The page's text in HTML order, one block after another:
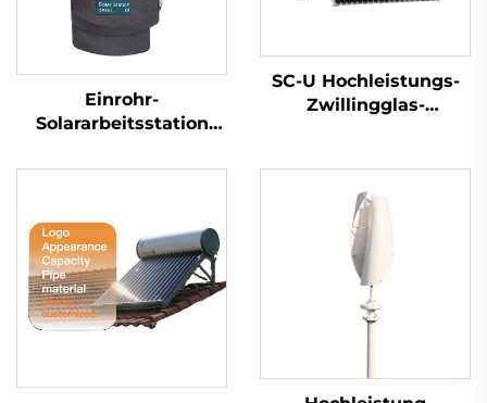
Einrohr-
Solararbeitsstation
Pressuriersystem
SC-U Hochleistungs-
Zwillingglas-
Umweltfreundlicher
Aluminiumlegierungs-
Manifold-Gestell für
Solarheißwasserboiler